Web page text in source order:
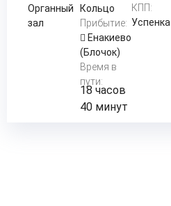
Органный
зал
Кольцо
Прибытие:
Енакиево
(Блочок)
Время в
пути:
18 часов
40 минут
КПП:
Успенка